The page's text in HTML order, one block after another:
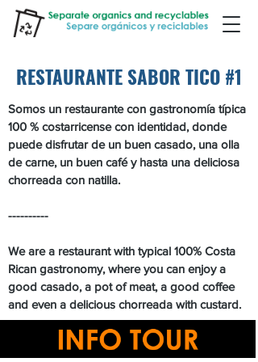
RESTAURANTE SABOR TICO #1
Somos un restaurante con gastronomía típica
100 % costarricense con identidad, donde
puede disfrutar de un buen casado, una olla
de carne, un buen café y hasta una deliciosa
chorreada con natilla.
----------
We are a restaurant with typical 100% Costa
Rican gastronomy, where you can enjoy a
good casado, a pot of meat, a good coffee
and even a delicious chorreada with custard.